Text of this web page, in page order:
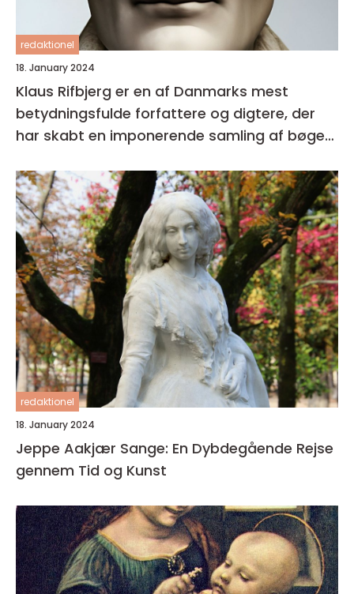
redaktionel
18. January 2024
Klaus Rifbjerg er en af Danmarks mest
betydningsfulde forfattere og digtere, der
har skabt en imponerende samling af bøger i
redaktionel
18. January 2024
Jeppe Aakjær Sange: En Dybdegående Rejse
gennem Tid og Kunst